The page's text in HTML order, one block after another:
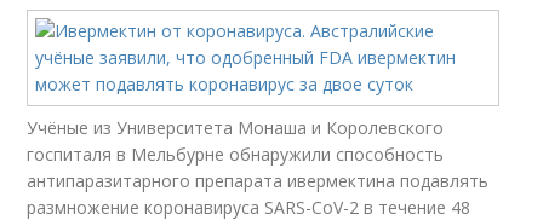
Учёные из Университета Монаша и Королевского
госпиталя в Мельбурне обнаружили способность
антипаразитарного препарата ивермектина подавлять
размножение коронавируса SARS-CoV-2 в течение 48